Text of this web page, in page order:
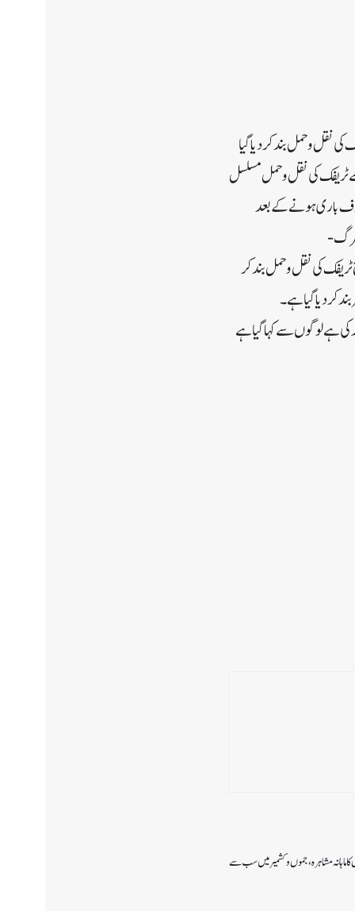
کی نقل و حمل بند کر دیا گیا
ٹریفک کی نقل و حمل مسلسل
بررف باری ہونے کے بعد
مرگ-
کی نقل و حمل بند کر
کر دیا گیا ہے۔
ہےلوگوں سے کہا گیا ہے
ماہانہ مشاہرہ، جموں و کشمیر میں سب سے